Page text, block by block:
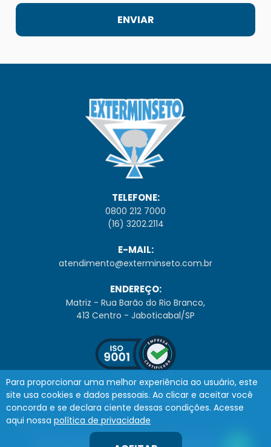
TELEFONE:
0800 212 7000
(16) 3202.2114
E-MAIL:
atendimento@exterminseto.com.br
ENDEREÇO:
Matriz - Rua Barão do Rio Branco,
413 Centro - Jaboticabal/SP
EMPRESA CERTIFICADA
Para proporcionar uma melhor experiência ao usuário, este
site usa cookies e dados pessoais. Ao clicar e aceitar você
concorda e se declara ciente dessas condições. Acesse
aqui nossa política de privacidade